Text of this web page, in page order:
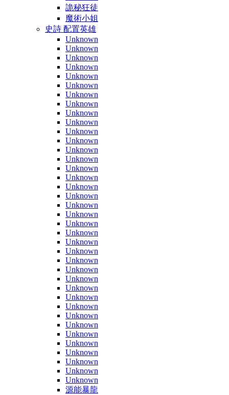
詭秘狂徒
魔術小姐
史詩 配置英雄
Unknown
Unknown
Unknown
Unknown
Unknown
Unknown
Unknown
Unknown
Unknown
Unknown
Unknown
Unknown
Unknown
Unknown
Unknown
Unknown
Unknown
Unknown
Unknown
Unknown
Unknown
Unknown
Unknown
Unknown
Unknown
Unknown
Unknown
Unknown
Unknown
Unknown
Unknown
Unknown
Unknown
Unknown
Unknown
Unknown
Unknown
Unknown
源能暴龍